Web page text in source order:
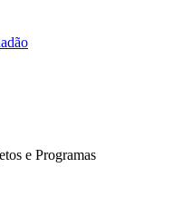
e Programas